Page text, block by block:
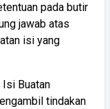
pada butir
jawab atas
isi yang
Buatan
tindakan